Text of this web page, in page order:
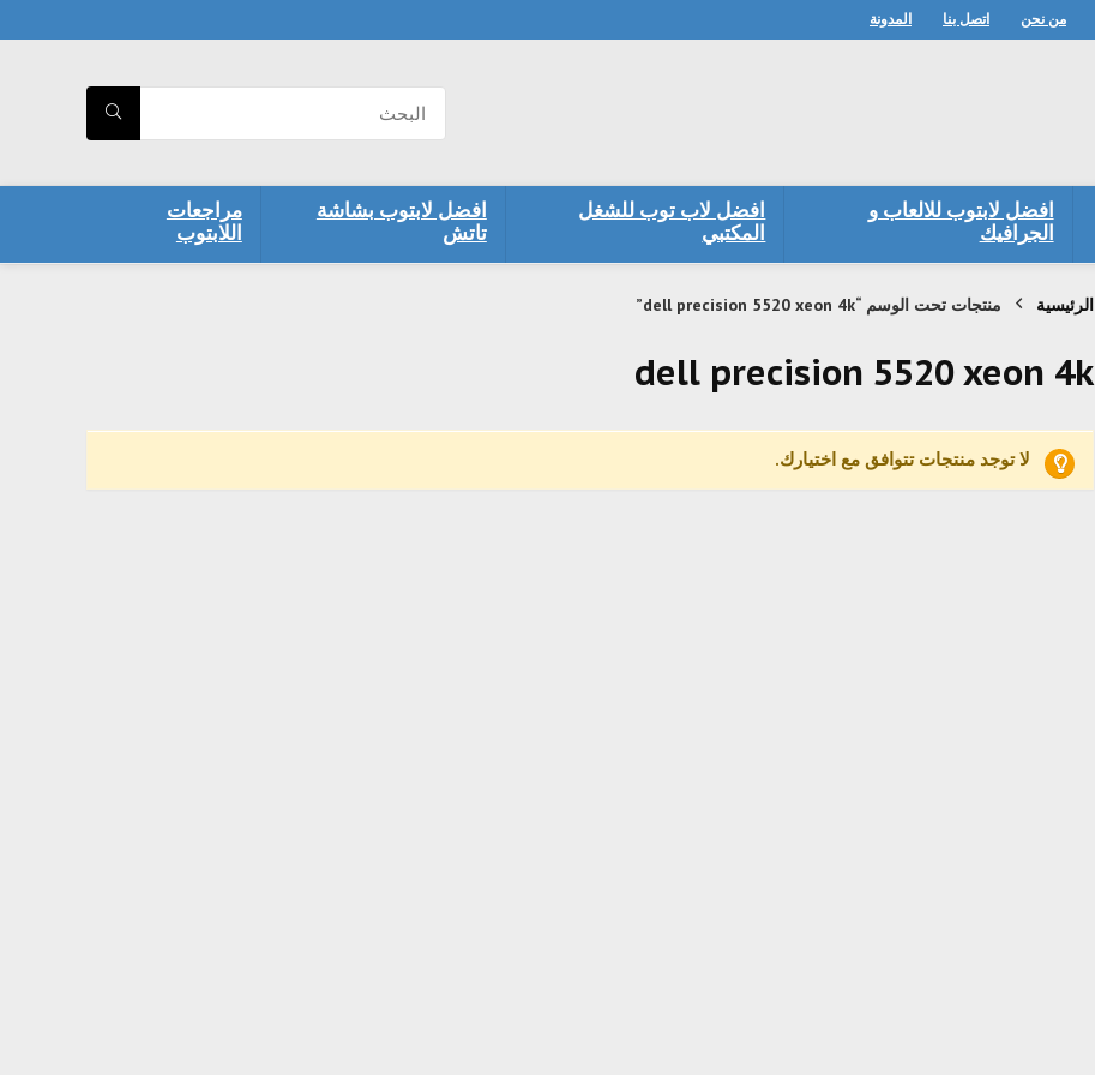
من نحن اتصل بنا المدونة
افضل لابتوب للالعاب و
الجرافيك
افضل لاب توب للشغل
المكتبي
افضل لابتوب بشاشة
تاتش
مراجعات
اللابتوب
الرئيسية منتجات تحت الوسم “dell precision 5520 xeon 4k”
dell precision 5520 xeon 4k
لا توجد منتجات تتوافق مع اختيارك.